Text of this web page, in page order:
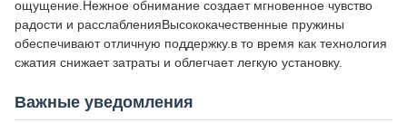
ощущение.Нежное обнимание создает мгновенное чувство
радости и расслабленияВысококачественные пружины
обеспечивают отличную поддержку.в то время как технология
сжатия снижает затраты и облегчает легкую установку.
Важные уведомления